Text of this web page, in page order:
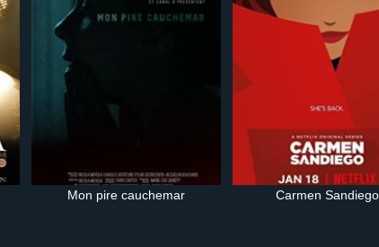
Mon pire cauchemar Carmen Sandiego